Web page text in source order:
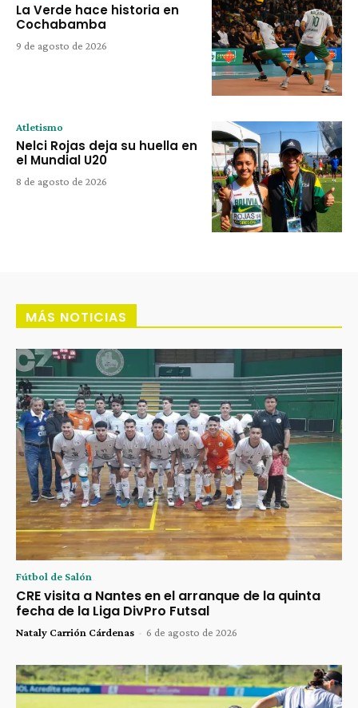
La Verde hace historia en
Cochabamba
9 de agosto de 2026
Atletismo
Nelci Rojas deja su huella en
el Mundial U20
8 de agosto de 2026
MÁS NOTICIAS
Fútbol de Salón
CRE visita a Nantes en el arranque de la quinta
fecha de la Liga DivPro Futsal
Nataly Carrión Cárdenas - 6 de agosto de 2026